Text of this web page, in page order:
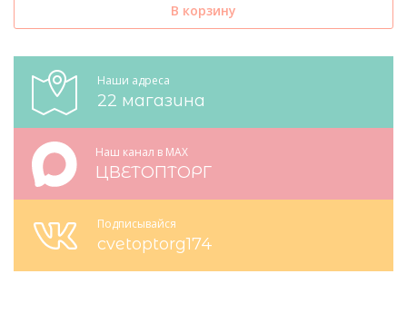
В корзину
Наши адреса
22 магазина
Наш канал в MAX
ЦВЕТОПТОРГ
Подписывайся
cvetoptorg174